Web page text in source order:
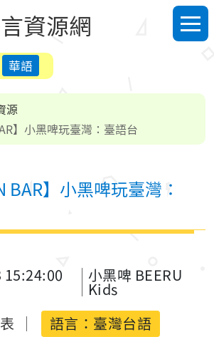
資源網
選單
華語
源
】小黑啤玩臺灣：臺語台
BAR】小黑啤玩臺灣：
15:24:00 小黑啤 BEERU
Kids
語言： 臺灣台語